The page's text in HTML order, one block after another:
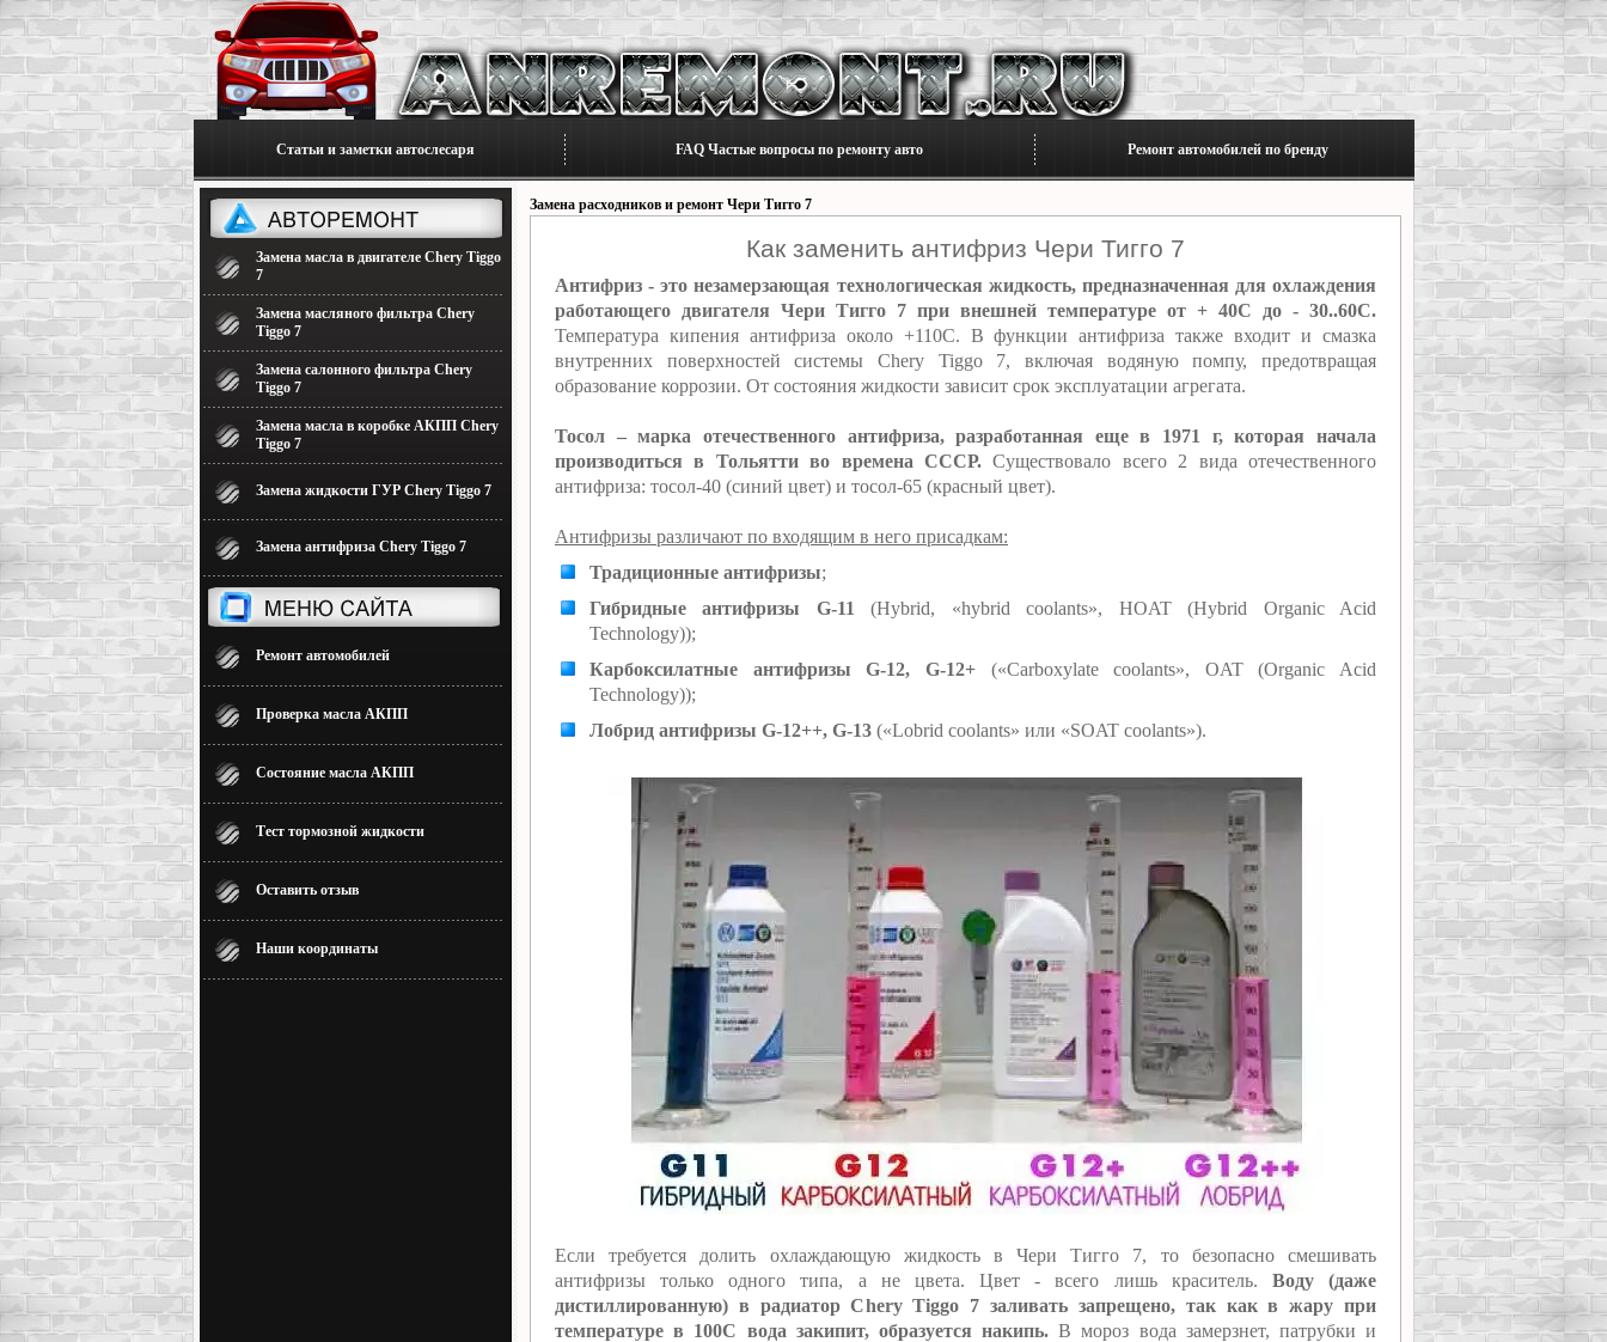
Статьи и заметки автослесаря FAQ Частые вопросы по ремонту авто Ремонт автомобилей по бренду
Замена масла в двигателе Chery Tiggo
7
Замена масляного фильтра Chery
Tiggo 7
Замена салонного фильтра Chery
Tiggo 7
Замена масла в коробке АКПП Chery
Tiggo 7
Замена жидкости ГУР Chery Tiggo 7
Замена антифриза Chery Tiggo 7
Ремонт автомобилей
Проверка масла АКПП
Состояние масла АКПП
Тест тормозной жидкости
Оставить отзыв
Наши координаты
Замена расходников и ремонт Чери Тигго 7
Как заменить антифриз Чери Тигго 7
Антифриз - это незамерзающая технологическая жидкость, предназначенная для охлаждения
работающего двигателя Чери Тигго 7 при внешней температуре от + 40C до - 30..60C.
Температура кипения антифриза около +110С. В функции антифриза также входит и смазка
внутренних поверхностей системы Chery Tiggo 7, включая водяную помпу, предотвращая
образование коррозии. От состояния жидкости зависит срок эксплуатации агрегата.
Тосол – марка отечественного антифриза, разработанная еще в 1971 г, которая начала
производиться в Тольятти во времена СССР. Существовало всего 2 вида отечественного
антифриза: тосол-40 (синий цвет) и тосол-65 (красный цвет).
Антифризы различают по входящим в него присадкам:
Традиционные антифризы;
Гибридные антифризы G-11
(Hybrid, «hybrid coolants», HOAT (Hybrid Organic Acid
Technology));
Карбоксилатные антифризы G-12, G-12+(«Carboxylate coolants», OAT (Organic Acid
Technology));
Лобрид антифризы G-12++, G-13 («Lobrid coolants» или «SOAT coolants»).
Если требуется долить охлаждающую жидкость в Чери Тигго 7, то безопасно смешивать
антифризы только одного типа, а не цвета. Цвет - всего лишь краситель. Воду (даже
дистиллированную) в радиатор Chery Tiggo 7 заливать запрещено, так как в жару при
температуре в 100С вода закипит, образуется накипь. В мороз вода замерзнет, патрубки и